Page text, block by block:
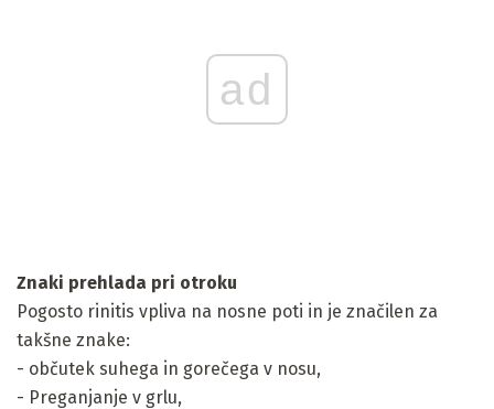
ad
Znaki prehlada pri otroku
Pogosto rinitis vpliva na nosne poti in je značilen za
takšne znake:
- občutek suhega in gorečega v nosu,
- Preganjanje v grlu,